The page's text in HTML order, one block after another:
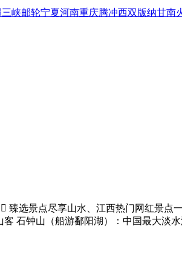
三峡邮轮宁夏河南重庆腾冲西双版纳甘南
 臻选景点尽享山水、江西热门网红景点
石钟山（船游鄱阳湖）：中国最大淡